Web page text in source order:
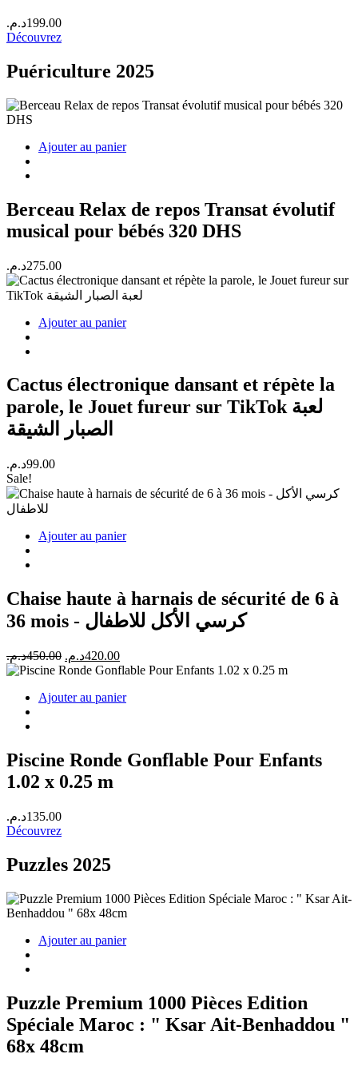
199.00د.م.
Découvrez
Puériculture 2025
Ajouter au panier
Berceau Relax de repos Transat évolutif
musical pour bébés 320 DHS
275.00د.م.
Ajouter au panier
Cactus électronique dansant et répète la
parole, le Jouet fureur sur TikTok لعبة
الصبار الشيقة
99.00د.م.
Sale!
Ajouter au panier
Chaise haute à harnais de sécurité de 6 à
36 mois - كرسي الأكل للاطفال
450.00د.م.
Le
prix
était :
420.00د.م.
Le
prix
est :
Ajouter au panier
Piscine Ronde Gonflable Pour Enfants
1.02 x 0.25 m
135.00د.م.
Découvrez
Puzzles 2025
Ajouter au panier
Puzzle Premium 1000 Pièces Edition
Spéciale Maroc : " Ksar Ait-Benhaddou "
68x 48cm